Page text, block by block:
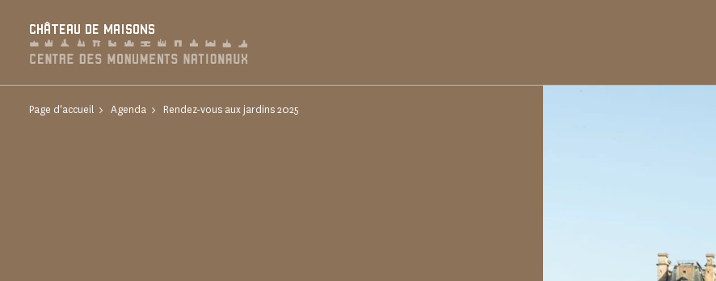
CHÂTEAU DE MAISONS
Page d'accueil Agenda Rendez-vous aux jardins 2025